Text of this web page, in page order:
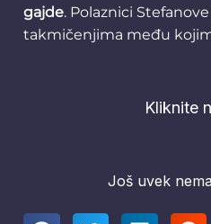
gajde. Polaznici
takmičenjima među
Kliknite
Još uvek